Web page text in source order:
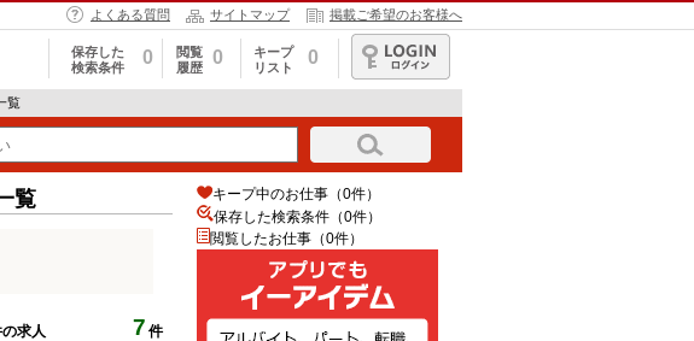
よくある質問 サイトマップ 掲載ご希望のお客様へ
保存した
検索条件
0
閲覧
履歴
0
キープ
リスト
0
ログイン
覧
覧
求人 7 件
キープ中のお仕事（0件）
保存した検索条件（0件）
閲覧したお仕事（0件）